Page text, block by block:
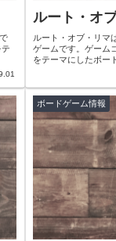
ルート・オ
ルート・オブ・リマ
ゲームです。ゲーム
をテーマにしたボー
ボードゲーム情報